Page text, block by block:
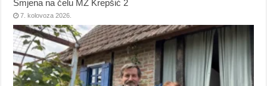
Smjena na čelu MZ Krepšić 2
7. kolovoza 2026.